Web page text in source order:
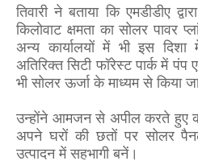
तिवारी ने बताया कि एमडीडीए
किलोवाट क्षमता का सोलर पावर
अन्य कार्यालयों में भी इस
अतिरिक्त सिटी फॉरेस्ट पार्क में
भी सोलर ऊर्जा के माध्यम से किया
उन्होंने आमजन से अपील करते हुए
अपने घरों की छतों पर सोलर
उत्पादन में सहभागी बनें।